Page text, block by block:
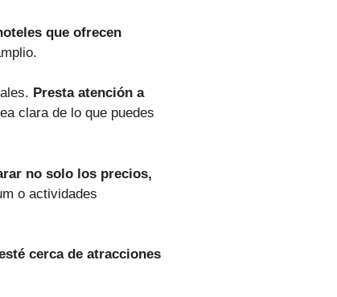
que ofrecen
Presta atención a
clara de lo que puedes
no solo los precios,
o actividades
cerca de atracciones